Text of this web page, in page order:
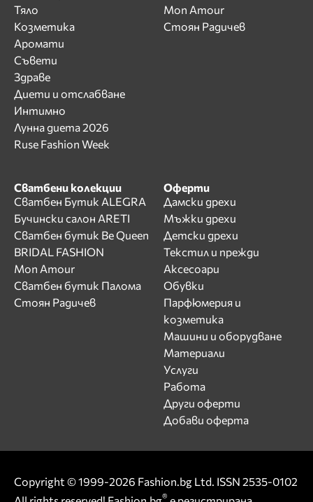
Тяло
Козметика
Аромати
Съвети
Здраве
Диети и отслабване
Интимно
Лунна диета 2026
Ruse Fashion Week
Mon Amour
Стоян Радичев
Сватбени колекции
Сватбен Бутик ALEGRA
Бучински салон ARETI
Сватбен бутик Be Queen
BRIDAL FASHION
Mon Amour
Сватбен бутик Палома
Стоян Радичев
Оферти
Дамски дрехи
Мъжки дрехи
Детски дрехи
Текстил и прежди
Аксесоари
Обувки
Парфюмерия и
козметика
Машини и оборудване
Материали
Услуги
Работа
Други оферти
Добави оферта
Copyright © 1999-2026 Fashion.bg Ltd. ISSN 2535-0102
®